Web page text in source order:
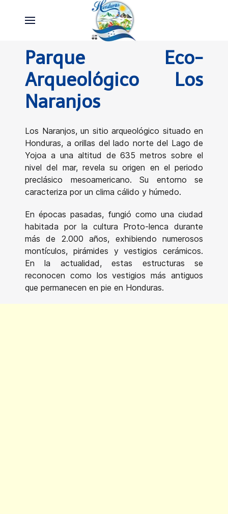
Parque Eco-
Arqueológico Los
Naranjos
Los Naranjos, un sitio arqueológico situado en
Honduras, a orillas del lado norte del Lago de
Yojoa a una altitud de 635 metros sobre el
nivel del mar, revela su origen en el periodo
preclásico mesoamericano. Su entorno se
caracteriza por un clima cálido y húmedo.
En épocas pasadas, fungió como una ciudad
habitada por la cultura Proto-lenca durante
más de 2.000 años, exhibiendo numerosos
montículos, pirámides y vestigios cerámicos.
En la actualidad, estas estructuras se
reconocen como los vestigios más antiguos
que permanecen en pie en Honduras.